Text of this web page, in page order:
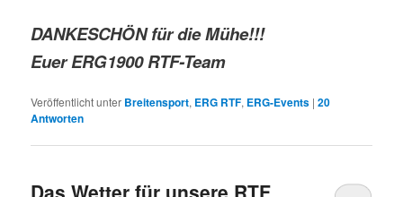
DANKESCHÖN für die Mühe!!!
Euer ERG1900 RTF-Team
Veröffentlicht unter Breitensport, ERG RTF, ERG-Events |20
Antworten
Das Wetter für unsere RTF